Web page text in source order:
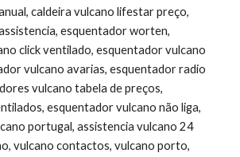
caldeira vulcano lifestar preço,
esquentador worten,
click ventilado, esquentador vulcano
vulcano avarias, esquentador radio
vulcano tabela de preços,
esquentador vulcano não liga,
portugal, assistencia vulcano 24
vulcano contactos, vulcano porto,